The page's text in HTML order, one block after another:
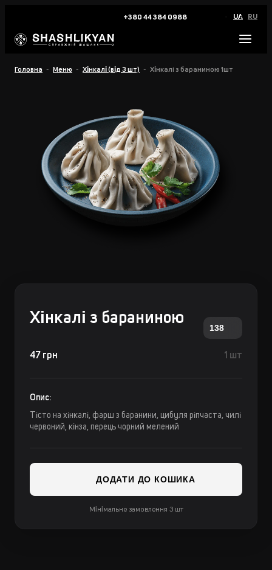
+380 44 384 0988 UA RU
Головна Меню Хінкалі (від 3 шт) Хінкалi з бараниною 1шт
Хінкалі з бараниною
138
47 грн 1 шт
Опис:
Тісто на хінкалі, фарш з баранини, цибуля ріпчаста, чилі
червоний, кінза, перець чорний мелений
ДОДАТИ ДО КОШИКА
Мінімальне замовлення 3 шт